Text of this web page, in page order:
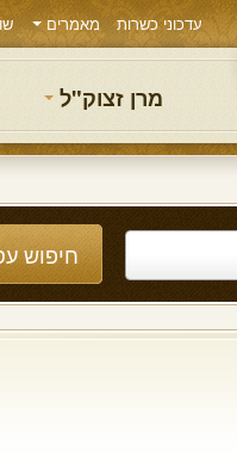
עדכוני כשרות מאמרים
מרן זצוק"ל